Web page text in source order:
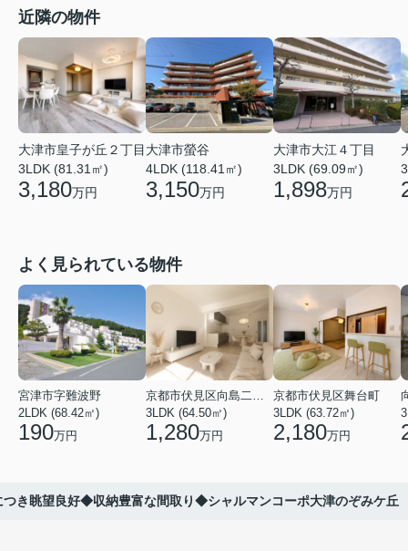
近隣の物件
大津市皇子が丘２丁目
3LDK (81.31㎡)
3,180万円
大津市螢谷
4LDK (118.41㎡)
3,150万円
大津市大江４丁目
3LDK (69.09㎡)
1,898万円
よく見られている物件
宮津市字難波野
2LDK (68.42㎡)
190万円
3LDK (64.50㎡)
1,280万円
京都市伏見区舞台町
3LDK (63.72㎡)
2,180万円
き眺望良好◆収納豊富な間取り◆シャルマンコーポ大津のぞみケ丘